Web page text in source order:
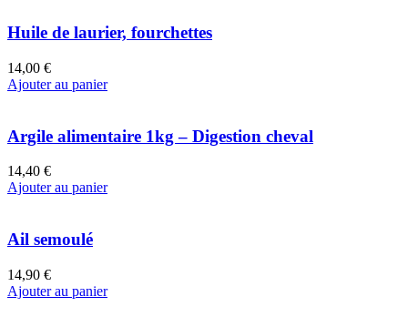
Huile de laurier, fourchettes
14,00 €
Ajouter au panier
Argile alimentaire 1kg – Digestion cheval
14,40 €
Ajouter au panier
Ail semoulé
14,90 €
Ajouter au panier